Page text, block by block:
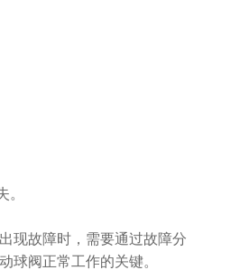
现故障时，需要通过故障分
球阀正常工作的关键。